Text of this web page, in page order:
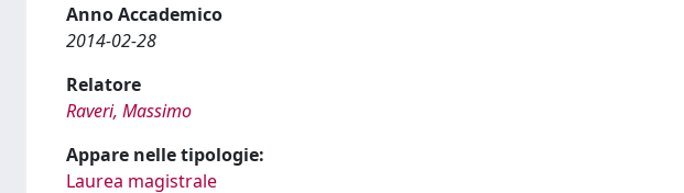
Anno Accademico
2014-02-28
Relatore
Raveri, Massimo
Appare nelle tipologie:
Laurea magistrale